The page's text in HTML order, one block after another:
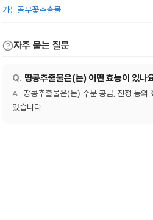
가는골무꽃추출물
자주 묻는 질문
땅콩추출물은(는) 어떤 효능이 있나
땅콩추출물은(는) 수분 공급, 진정 등의
있습니다.